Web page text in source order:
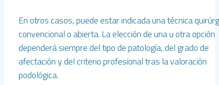
En otros casos, puede estar indicada una técnica
convencional o abierta. La elección de una u otra opción
dependerá siempre del tipo de patología, del grado de
afectación y del criterio profesional tras la valoración
podológica.